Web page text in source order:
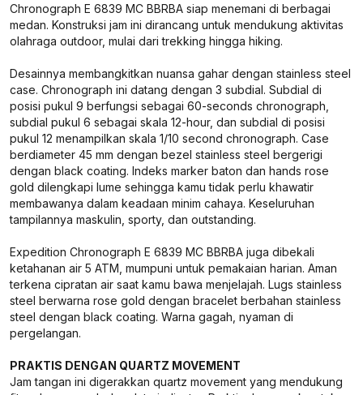
Chronograph E 6839 MC BBRBA siap menemani di berbagai
medan. Konstruksi jam ini dirancang untuk mendukung aktivitas
olahraga outdoor, mulai dari trekking hingga hiking.
Desainnya membangkitkan nuansa gahar dengan stainless steel
case. Chronograph ini datang dengan 3 subdial. Subdial di
posisi pukul 9 berfungsi sebagai 60-seconds chronograph,
subdial pukul 6 sebagai skala 12-hour, dan subdial di posisi
pukul 12 menampilkan skala 1/10 second chronograph. Case
berdiameter 45 mm dengan bezel stainless steel bergerigi
dengan black coating. Indeks marker baton dan hands rose
gold dilengkapi lume sehingga kamu tidak perlu khawatir
membawanya dalam keadaan minim cahaya. Keseluruhan
tampilannya maskulin, sporty, dan outstanding.
Expedition Chronograph E 6839 MC BBRBA juga dibekali
ketahanan air 5 ATM, mumpuni untuk pemakaian harian. Aman
terkena cipratan air saat kamu bawa menjelajah. Lugs stainless
steel berwarna rose gold dengan bracelet berbahan stainless
steel dengan black coating. Warna gagah, nyaman di
pergelangan.
PRAKTIS DENGAN QUARTZ MOVEMENT
Jam tangan ini digerakkan quartz movement yang mendukung